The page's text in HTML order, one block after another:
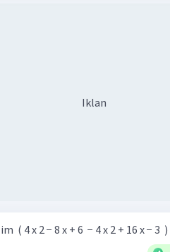
Iklan
( 4 x 2 − 8 x + 6 ​ − 4 x 2 + 16 x − 3 ​ )